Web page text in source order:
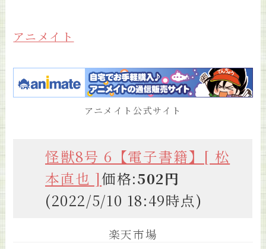
アニメイト
アニメイト公式サイト
怪獣8号 6【電子書籍】[ 松
本直也 ]価格:502円
(2022/5/10 18:49時点)
楽天市場